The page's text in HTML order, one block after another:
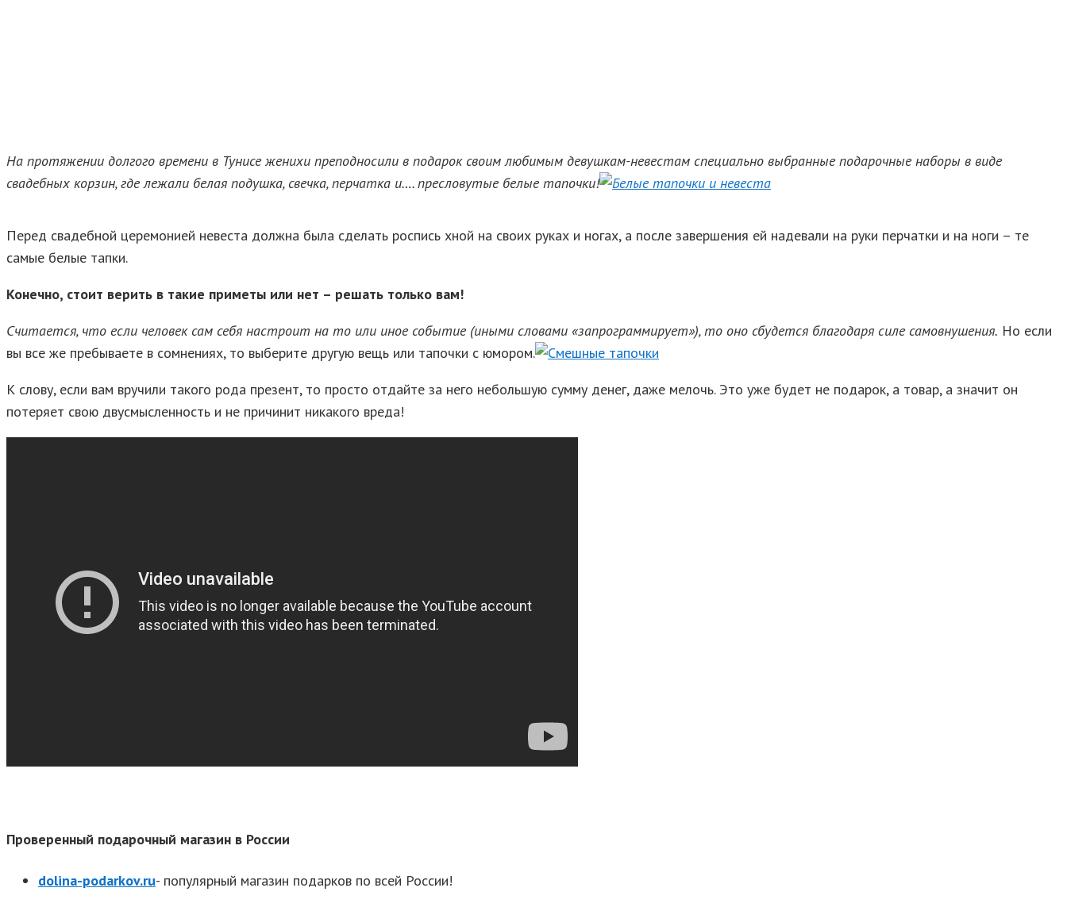
На протяжении долгого времени в Тунисе женихи преподносили в подарок своим любимым девушкам-невестам специально выбранные подарочные наборы в виде
свадебных корзин, где лежали белая подушка, свечка, перчатка и…. пресловутые белые тапочки!
Перед свадебной церемонией невеста должна была сделать роспись хной на своих руках и ногах, а после завершения ей надевали на руки перчатки и на ноги – те
самые белые тапки.
Конечно, стоит верить в такие приметы или нет – решать только вам!
Считается, что если человек сам себя настроит на то или иное событие (иными словами «запрограммирует»), то оно сбудется благодаря силе самовнушения. Но если
вы все же пребываете в сомнениях, то выберите другую вещь или тапочки с юмором.
К слову, если вам вручили такого рода презент, то просто отдайте за него небольшую сумму денег, даже мелочь. Это уже будет не подарок, а товар, а значит он
потеряет свою двусмысленность и не причинит никакого вреда!
Проверенный подарочный магазин в России
dolina-podarkov.ru- популярный магазин подарков по всей России!